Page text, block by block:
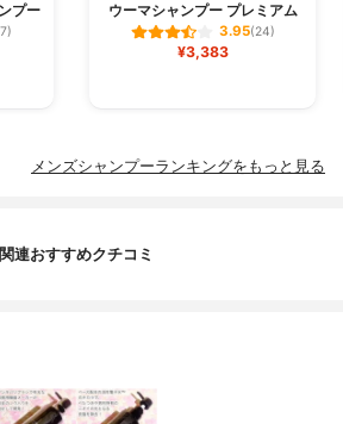
プー
ウーマシャンプー プレミアム
3.95(24)
¥3,383
メンズシャンプーランキングをもっと見る
関連おすすめクチコミ